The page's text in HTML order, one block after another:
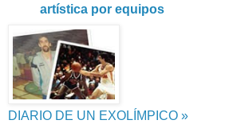
artística por equipos
DIARIO DE UN EXOLÍMPICO »